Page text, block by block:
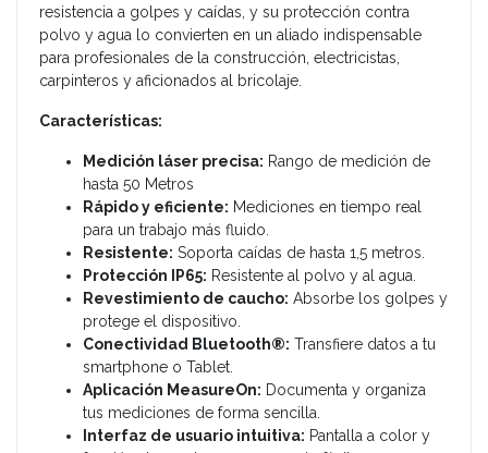
resistencia a golpes y caídas, y su protección contra
polvo y agua lo convierten en un aliado indispensable
para profesionales de la construcción, electricistas,
carpinteros y aficionados al bricolaje.
Características:
Medición láser precisa: Rango de medición de
hasta 50 Metros
Rápido y eficiente: Mediciones en tiempo real
para un trabajo más fluido.
Resistente: Soporta caídas de hasta 1,5 metros.
Protección IP65: Resistente al polvo y al agua.
Revestimiento de caucho: Absorbe los golpes y
protege el dispositivo.
Conectividad Bluetooth®: Transfiere datos a tu
smartphone o Tablet.
Aplicación MeasureOn: Documenta y organiza
tus mediciones de forma sencilla.
Interfaz de usuario intuitiva: Pantalla a color y